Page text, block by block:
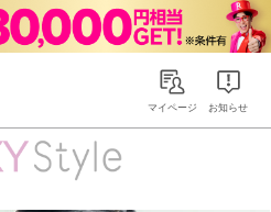
Rakuten RAXYマイページ お知らせ